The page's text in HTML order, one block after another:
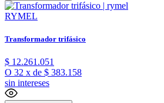
RYMEL
Transformador trifásico
$ 12.261 .051
O 32 x de $ 383.158
sin intereses